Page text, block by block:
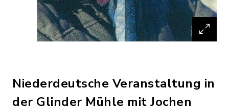
Niederdeutsche Veranstaltung in
der Glinder Mühle mit Jochen